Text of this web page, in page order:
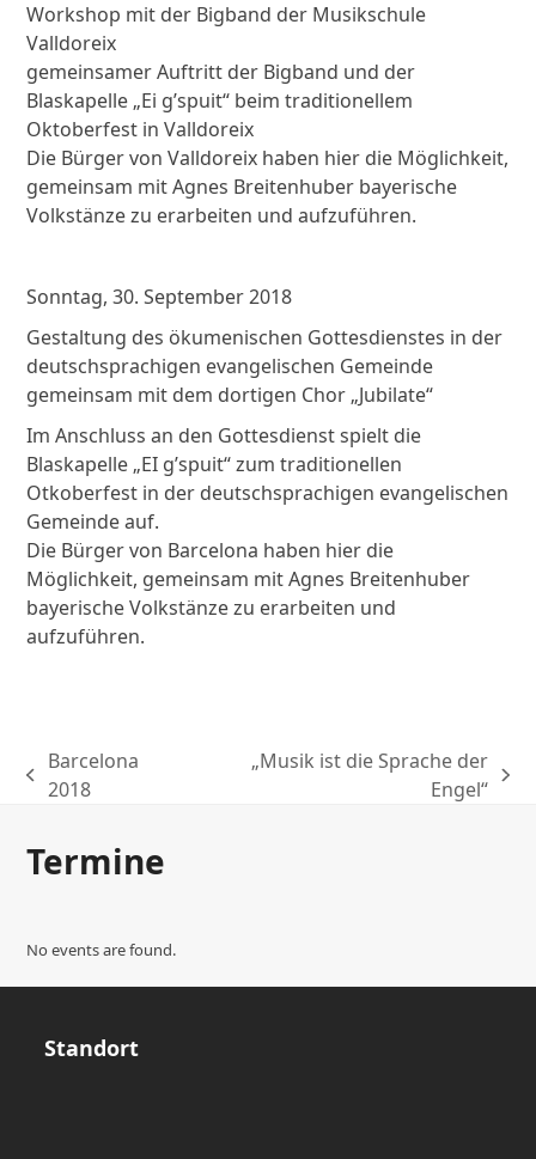
Workshop mit der Bigband der Musikschule
Valldoreix
gemeinsamer Auftritt der Bigband und der
Blaskapelle „Ei g’spuit“ beim traditionellem
Oktoberfest in Valldoreix
Die Bürger von Valldoreix haben hier die Möglichkeit,
gemeinsam mit Agnes Breitenhuber bayerische
Volkstänze zu erarbeiten und aufzuführen.
Sonntag, 30. September 2018
Gestaltung des ökumenischen Gottesdienstes in der
deutschsprachigen evangelischen Gemeinde
gemeinsam mit dem dortigen Chor „Jubilate“
Im Anschluss an den Gottesdienst spielt die
Blaskapelle „EI g’spuit“ zum traditionellen
Otkoberfest in der deutschsprachigen evangelischen
Gemeinde auf.
Die Bürger von Barcelona haben hier die
Möglichkeit, gemeinsam mit Agnes Breitenhuber
bayerische Volkstänze zu erarbeiten und
aufzuführen.
previous
Barcelona
2018
„Musik ist die Sprache der
Engel“
Termine
No events are found.
Standort